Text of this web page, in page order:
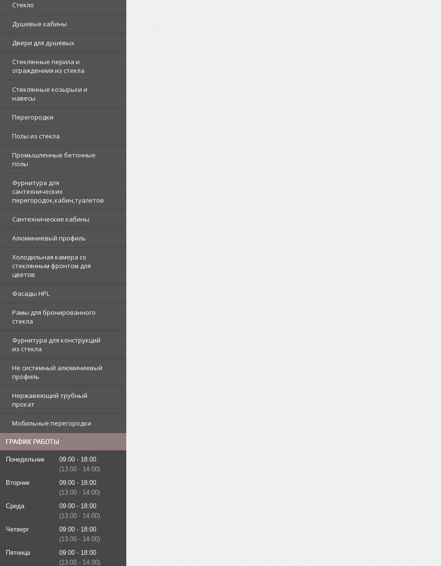
Стекло
Душевые кабины
Двери для душевых
Стеклянные перила и
ограждениия из стекла
Стеклянные козырьки и
навесы
Перегородки
Полы из стекла
Промышленные бетонные
полы
Фурнитура для
сантехнических
перегородок,кабин,туалетов
Сантехнические кабины
Алюминиевый профиль
Холодильная камера со
стеклянным фронтом для
цветов
Фасады HPL
Рамы для бронированного
стекла
Фурнитура для конструкций
из стекла
Не системный алюминиевый
профиль
Нержавеющий трубный
прокат
Мобильные перегородки
ГРАФИК РАБОТЫ
Понедельник 09:00
18:00
13:00
14:00
Вторник
09:00
18:00
13:00
14:00
Среда
09:00
18:00
13:00
14:00
Четверг
09:00
18:00
13:00
14:00
Пятница
09:00
18:00
13:00
14:00